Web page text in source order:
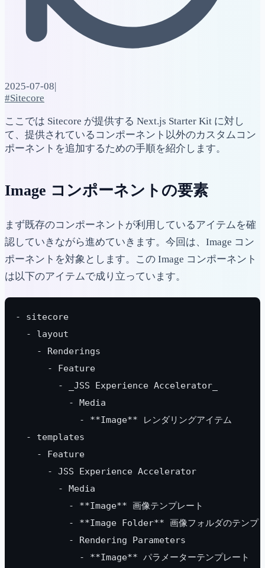
2025-07-08|
#Sitecore
ここでは Sitecore が提供する Next.js Starter Kit に対し
て、提供されているコンポーネント以外のカスタムコン
ポーネントを追加するための手順を紹介します。
Image コンポーネントの要素
まず既存のコンポーネントが利用しているアイテムを確
認していきながら進めていきます。今回は、Image コン
ポーネントを対象とします。この Image コンポーネント
は以下のアイテムで成り立っています。
- sitecore
  - layout
    - Renderings
      - Feature
        - _JSS Experience Accelerator_
          - Media
            - **Image** レンダリングアイテム
  - templates
    - Feature
      - JSS Experience Accelerator
        - Media
          - **Image** 画像テンプレート
- **Image Folder** 画像フォルダのテンプ
          - Rendering Parameters
            - **Image** パラメーターテンプレート